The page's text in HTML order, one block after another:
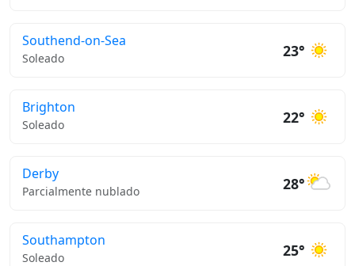
Southend-on-Sea
Soleado 23°
Brighton
Soleado 22°
Derby
Parcialmente nublado 28°
Southampton
Soleado 25°